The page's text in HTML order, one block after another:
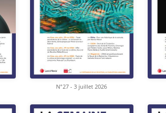
N°27 - 3 juillet 2026